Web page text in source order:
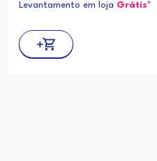
Levantamento em loja Grátis*